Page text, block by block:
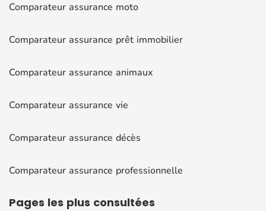
Comparateur assurance moto
Comparateur assurance prêt immobilier
Comparateur assurance animaux
Comparateur assurance vie
Comparateur assurance décès
Comparateur assurance professionnelle
Pages les plus consultées